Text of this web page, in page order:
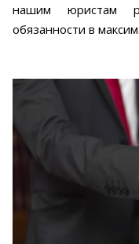
нашим юристам
обязанности в